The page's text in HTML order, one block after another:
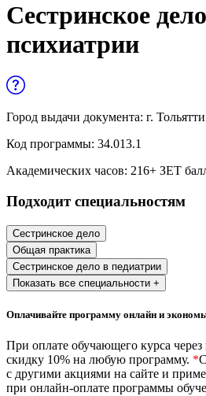
медицине
Образование и
Социология и
и служащих
История и археология
Психологические науки
Техносферная
природообустройство
Сестринское
психиатрии
Город выдачи документа: г. Тольятти
Код программы: 34.013.1
Академических часов: 216+ ЗЕТ
Подходит специальностям
Сестринское дело
Общая практика
Сестринское дело в педиатрии
Показать все специальности +
Оплачивайте программу онлайн и
При оплате обучающего курса
скидку 10% на любую программу. *
с другими акциями на сайте и
при онлайн-оплате программы